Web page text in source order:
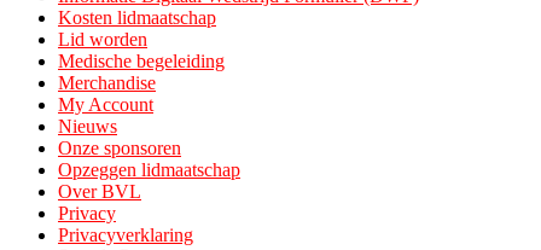
Kosten lidmaatschap
Lid worden
Medische begeleiding
Merchandise
My Account
Nieuws
Onze sponsoren
Opzeggen lidmaatschap
Over BVL
Privacy
Privacyverklaring